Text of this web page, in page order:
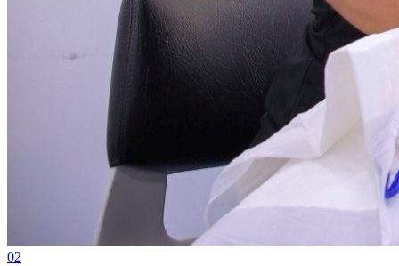
02